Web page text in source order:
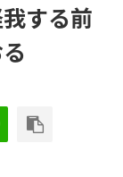
が意味不明だ
画が拡散され
する前